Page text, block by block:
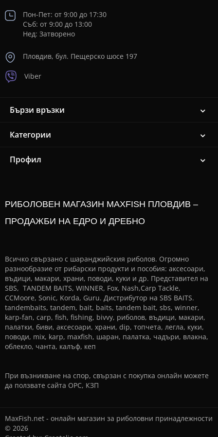
Пон-Пет: от 9:00 до 17:30
Съб: от 9:00 до 13:00
Нед: Затворено
Пловдив, бул. Пещерско шосе 197
Viber
Бързи връзки
Категории
Профил
РИБОЛОВЕН МАГАЗИН MAXFISH ПЛОВДИВ –
ПРОДАЖБИ НА ЕДРО И ДРЕБНО
Всичко свързано с шаранджийския риболов. Огромно
разнообразие от рибарски продукти и пособия: аксесоари,
въдици, макари, храни, поводи, куки и др. Представител на
SBS, TANDEM BAITS, WINNER, Fox, Nash,Carp Tackle,
CCMoore, Sonic, Korda, Guru. Дистрибутор на SBS BAITS.
tandembaits, tandem, bait, baits, tandem bait, sbs, winner,
karp-fan, carp, fish, fishing, bivvy, риболов, въдици, макари,
палатки, биви, аксесоари, храни, dip, топчета, легла, куки,
поводи, mix, karp, maxfish, шаран, палатка, чадъри, влакна,
облекло, чанта, калъф, кеп
При възникване на спор, свързан с покупка онлайн можете
да ползвате сайта ОРС, КЗП
MaxFish.net - онлайн магазин за риболовни принадлежности
© 2026